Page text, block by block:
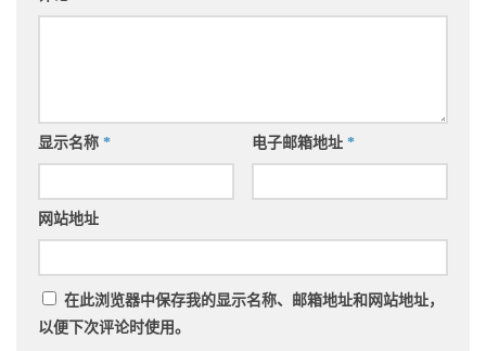
显示名称 * 电子邮箱地址 *
网站地址
在此浏览器中保存我的显示名称、邮箱地址和网站地址，
以便下次评论时使用。